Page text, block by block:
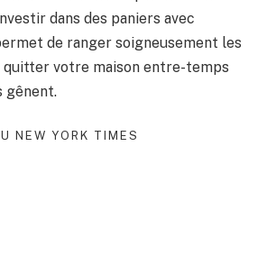
dans des paniers avec
de ranger soigneusement les
votre maison entre-temps
gênent.
NEW YORK TIMES